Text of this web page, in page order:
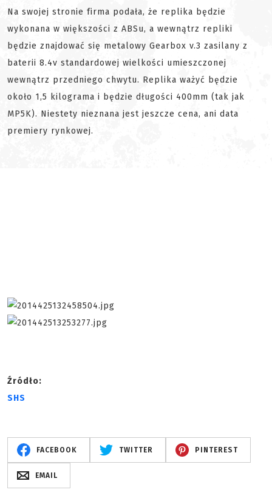
Na swojej stronie firma podała, że replika będzie
wykonana w większości z ABSu, a wewnątrz repliki
będzie znajdować się metalowy Gearbox v.3 zasilany z
baterii 8.4v standardowej wielkości umieszczonej
wewnątrz przedniego chwytu. Replika ważyć będzie
około 1,5 kilograma i będzie długości 400mm (tak jak
MP5K). Niestety nieznana jest jeszcze cena, ani data
premiery rynkowej.
Źródło:
SHS
FACEBOOK TWITTER PINTEREST
EMAIL